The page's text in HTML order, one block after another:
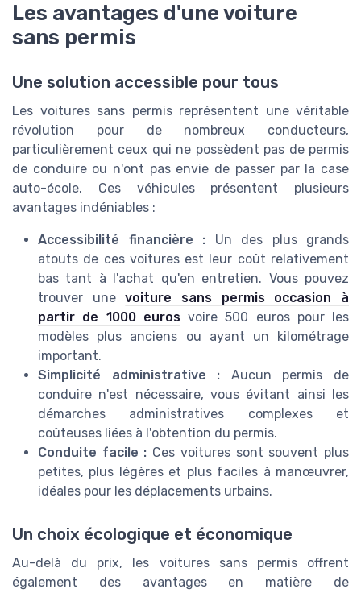
Les avantages d'une voiture
sans permis
Une solution accessible pour tous
Les voitures sans permis représentent une véritable
révolution pour de nombreux conducteurs,
particulièrement ceux qui ne possèdent pas de permis
de conduire ou n'ont pas envie de passer par la case
auto-école. Ces véhicules présentent plusieurs
avantages indéniables :
Accessibilité financière : Un des plus grands
atouts de ces voitures est leur coût relativement
bas tant à l'achat qu'en entretien. Vous pouvez
trouver unevoiture sans permis occasion à
partir de 1000 eurosvoire 500 euros pour les
modèles plus anciens ou ayant un kilométrage
important.
Simplicité administrative : Aucun permis de
conduire n'est nécessaire, vous évitant ainsi les
démarches administratives complexes et
coûteuses liées à l'obtention du permis.
Conduite facile : Ces voitures sont souvent plus
petites, plus légères et plus faciles à manœuvrer,
idéales pour les déplacements urbains.
Un choix écologique et économique
Au-delà du prix, les voitures sans permis offrent
également des avantages en matière de